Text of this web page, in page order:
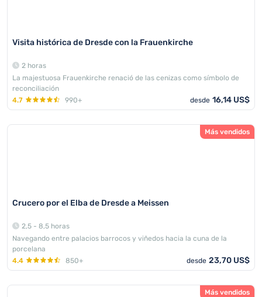
Visita histórica de Dresde con la Frauenkirche
2 horas
La majestuosa Frauenkirche renació de las cenizas como símbolo de
reconciliación
4.7
990+ desde 16,14 US$
Más vendidos
Crucero por el Elba de Dresde a Meissen
2,5 - 8,5 horas
Navegando entre palacios barrocos y viñedos hacia la cuna de la
porcelana
4.4
850+ desde 23,70 US$
Más vendidos